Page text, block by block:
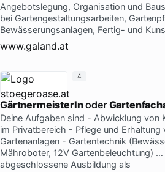
Angebotslegung, Organisation und
bei Gartengestaltungsarbeiten,
Bewässerungsanlagen, Fertig- und
www.galand.at
GärtnermeisterInoder
Deine Aufgaben sind - Abwicklung von
im Privatbereich - Pflege und Erhaltung
Gartenanlagen - Gartentechnik
Mähroboter, 12V Gartenbeleuchtung)
abgeschlossene Ausbildung als
4